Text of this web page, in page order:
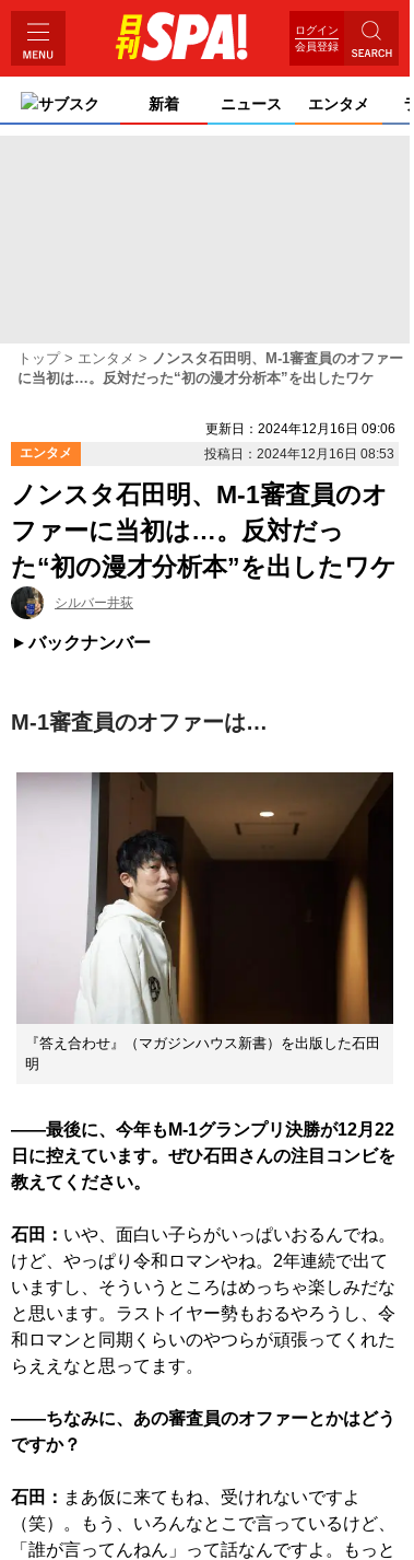
ログイン
会員登録
サブスク 新着 ニュース エンタメ
トップ エンタメ
ノンスタ石田明、M-1審査員のオファー
に当初は…。反対だった“初の漫才分析本”を出したワケ
更新日：2024年12月16日 09:06
エンタメ
投稿日：2024年12月16日 08:53
ノンスタ石田明、M-1審査員のオ
ファーに当初は…。反対だっ
た“初の漫才分析本”を出したワケ
シルバー井荻
バックナンバー
M-1審査員のオファーは…
『答え合わせ』（マガジンハウス新書）を出版した石田
明
――最後に、今年もM-1グランプリ決勝が12月22
日に控えています。ぜひ石田さんの注目コンビを
教えてください。
石田： いや、面白い子らがいっぱいおるんでね。
けど、やっぱり令和ロマンやね。2年連続で出て
いますし、そういうところはめっちゃ楽しみだな
と思います。ラストイヤー勢もおるやろうし、令
和ロマンと同期くらいのやつらが頑張ってくれた
らええなと思ってます。
――ちなみに、あの審査員のオファーとかはどう
ですか？
石田： まあ仮に来てもね、受けれないですよ
（笑）。もう、いろんなとこで言っているけど、
「誰が言ってんねん」って話なんですよ。もっと